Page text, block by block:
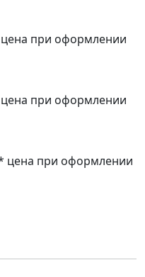
цена при оформлении
цена при оформлении
цена при оформлении